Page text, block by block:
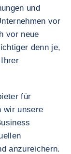
und
vor
vor neue
denn je,
für
wir unsere
anzureichern.